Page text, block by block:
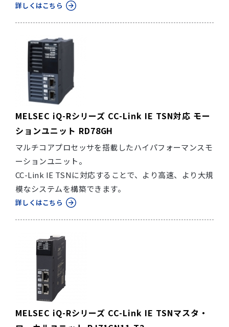
詳しくはこちら
MELSEC iQ-Rシリーズ CC-Link IE TSN対応 モー
ションユニット RD78GH
マルチコアプロセッサを搭載したハイパフォーマンスモ
ーションユニット。
CC-Link IE TSNに対応することで、より高速、より大規
模なシステムを構築できます。
詳しくはこちら
MELSEC iQ-Rシリーズ CC-Link IE TSNマスタ・